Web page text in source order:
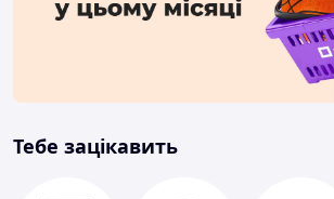
Тебе зацікавить